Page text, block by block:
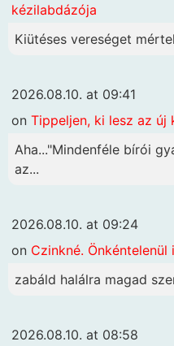
kézilabdázója
Kiütéses vereséget
2026.08.10. at 09:41
on Tippeljen, ki lesz az új
Aha..."Mindenféle bírói
az...
2026.08.10. at 09:24
on Czinkné.
zabáld halálra magad
2026.08.10. at 08:58